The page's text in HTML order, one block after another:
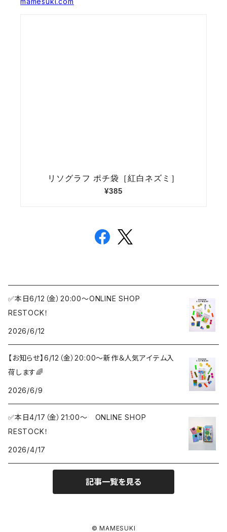
✅本日6/12（金）20:00〜ONLINE SHOP
RESTOCK！
2026/6/12
【お知らせ】6/12（金）20:00〜新作＆人気アイテム入
荷します🌈
2026/6/9
✅本日4/17（金）21:00〜 ONLINE SHOP
RESTOCK！
2026/4/17
記事一覧を見る
© MAMESUKI